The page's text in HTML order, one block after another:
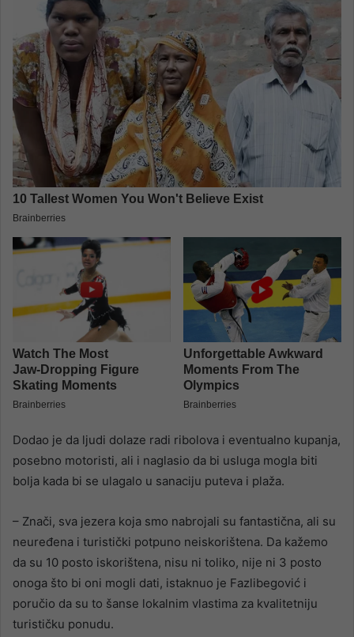
Dodao je da ljudi dolaze radi ribolova i eventualno kupanja,
posebno motoristi, ali i naglasio da bi usluga mogla biti
bolja kada bi se ulagalo u sanaciju puteva i plaža.
– Znači, sva jezera koja smo nabrojali su fantastična, ali su
neuređena i turistički potpuno neiskorištena. Da kažemo
da su 10 posto iskorištena, nisu ni toliko, nije ni 3 posto
onoga što bi oni mogli dati, istaknuo je Fazlibegović i
poručio da su to šanse lokalnim vlastima za kvalitetniju
turističku ponudu.